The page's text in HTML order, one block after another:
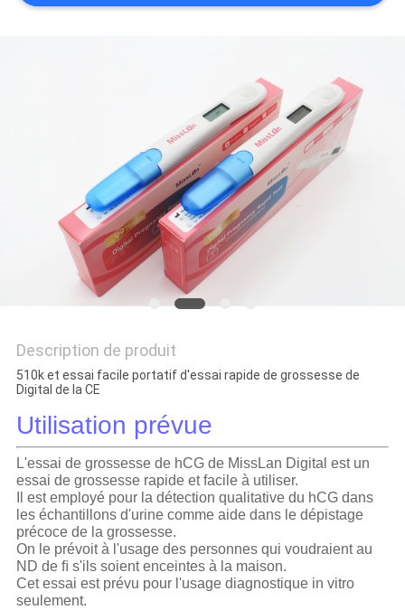
Description de produit
510k et essai facile portatif d'essai rapide de grossesse de
Digital de la CE
Utilisation prévue
L'essai de grossesse de hCG de MissLan Digital est un
essai de grossesse rapide et facile à utiliser.
Il est employé pour la détection qualitative du hCG dans
les échantillons d'urine comme aide dans le dépistage
précoce de la grossesse.
On le prévoit à l'usage des personnes qui voudraient au
ND de ﬁ s'ils soient enceintes à la maison.
Cet essai est prévu pour l'usage diagnostique in vitro
seulement.